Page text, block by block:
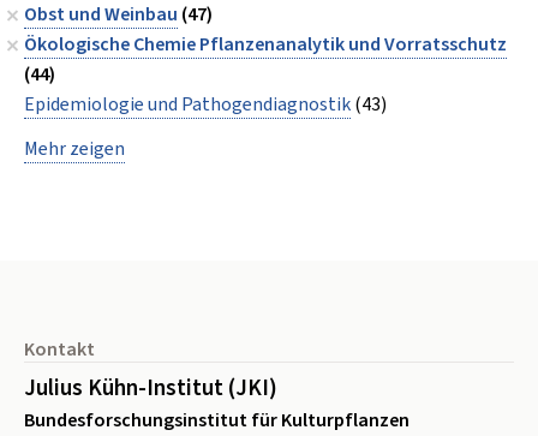
Obst und Weinbau (47)
Ökologische Chemie Pflanzenanalytik und Vorratsschutz
(44)
Epidemiologie und Pathogendiagnostik(43)
Mehr zeigen
Kontakt
Julius Kühn-Institut (JKI)
Bundesforschungsinstitut für Kulturpflanzen